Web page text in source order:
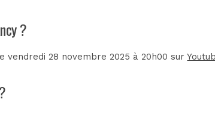
?
vendredi 28 novembre 2025 à 20h00 sur